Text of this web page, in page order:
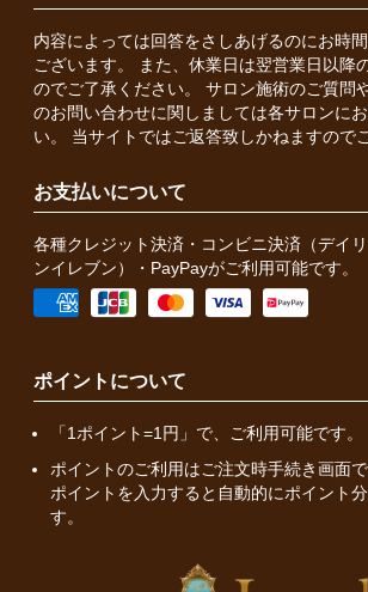
内容によっては回答をさしあげるのにお時
ございます。 また、休業日は翌営業日以降
のでご了承ください。 サロン施術のご質問
のお問い合わせに関しましては各サロンに
い。 当サイトではご返答致しかねますので
お支払いについて
各種クレジット決済・コンビニ決済（デイ
ンイレブン）・PayPayがご利用可能です。
ポイントについて
「1ポイント=1円」で、ご利用可能です。
ポイントのご利用はご注文時手続き画面で
ポイントを入力すると自動的にポイント
す。